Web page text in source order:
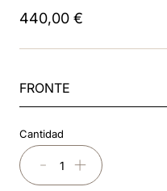
3.helmet
5.polo
6.accessori
front
440,00 €
FRONTE
Cantidad
＋
－